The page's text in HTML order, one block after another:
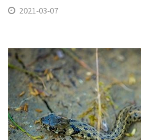
2021-03-07